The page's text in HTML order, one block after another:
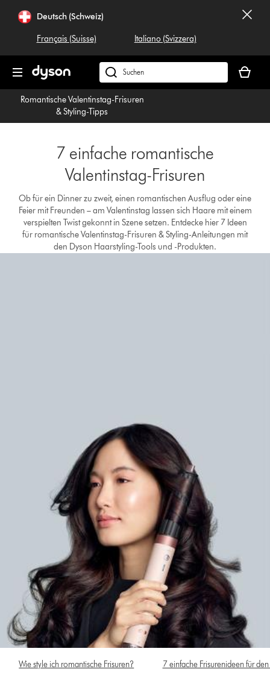
überspringenDeutsch (Schweiz)
Français (Suisse) Italiano (Svizzera)
Dyson.ch
durchsuchen
ist
Romantische Valentinstag-Frisuren
& Styling-Tipps
7 einfache romantische
Valentinstag-Frisuren
Ob für ein Dinner zu zweit, einen romantischen Ausflug oder eine
Feier mit Freunden – am Valentinstag lassen sich Haare mit einem
verspielten Twist gekonnt in Szene setzen. Entdecke hier 7 Ideen
für romantische Valentinstag-Frisuren & Styling-Anleitungen mit
den Dyson Haarstyling-Tools und -Produkten.
Wie style ich romantische Frisuren? 7 einfache Frisurenideen für